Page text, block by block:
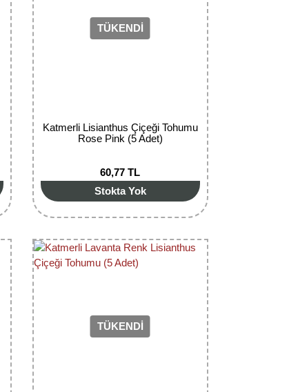
TÜKENDİ
Katmerli Lisianthus Çiçeği Tohumu
Rose Pink (5 Adet)
60,77 TL
Stokta Yok
TÜKENDİ